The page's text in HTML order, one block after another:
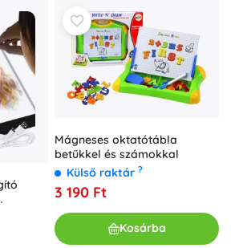
Mágneses oktatótábla
betűkkel és számokkal
Külső raktár ?
3 190 Ft
Kosárba